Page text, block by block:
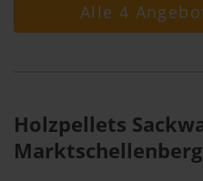
Alle 4
Holzpellets
Marktschellenberg